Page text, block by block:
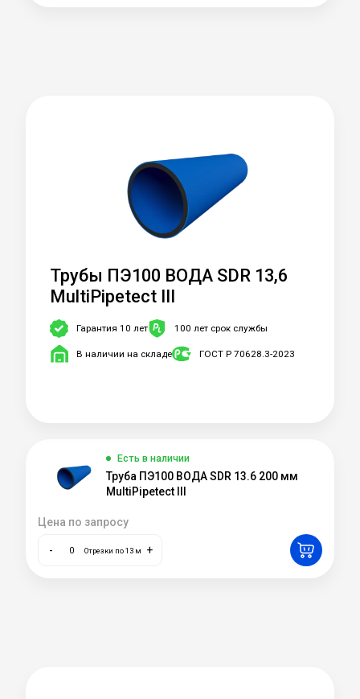
Трубы ПЭ100 ВОДА SDR 13,6
MultiPipetect III
Гарантия 10 лет 100 лет срок службы
В наличии на складе ГОСТ Р 70628.3-2023
Есть в наличии
Труба ПЭ100 ВОДА SDR 13.6 200 мм
MultiPipetect III
Цена по запросу
- Отрезки по 13 м +